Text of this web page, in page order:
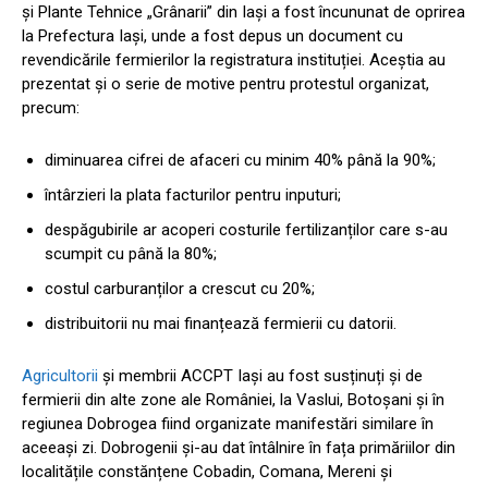
și Plante Tehnice „Grânarii” din Iași a fost încununat de oprirea
la Prefectura Iași, unde a fost depus un document cu
revendicările fermierilor la registratura instituției. Aceștia au
prezentat și o serie de motive pentru protestul organizat,
precum:
diminuarea cifrei de afaceri cu minim 40% până la 90%;
întârzieri la plata facturilor pentru inputuri;
despăgubirile ar acoperi costurile fertilizanților care s-au
scumpit cu până la 80%;
costul carburanților a crescut cu 20%;
distribuitorii nu mai finanțează fermierii cu datorii.
Agricultorii și membrii ACCPT Iași au fost susținuți și de
fermierii din alte zone ale României, la Vaslui, Botoșani și în
regiunea Dobrogea fiind organizate manifestări similare în
aceeași zi. Dobrogenii și-au dat întâlnire în fața primăriilor din
localitățile constănțene Cobadin, Comana, Mereni și